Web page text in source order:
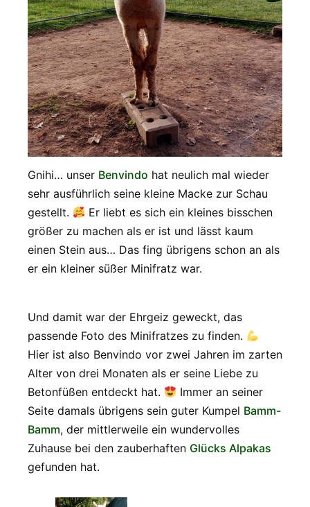
Gnihi… unser Benvindo hat neulich mal wieder
sehr ausführlich seine kleine Macke zur Schau
gestellt.
Er liebt es sich ein kleines bisschen
größer zu machen als er ist und lässt kaum
einen Stein aus… Das fing übrigens schon an als
er ein kleiner süßer Minifratz war.
Und damit war der Ehrgeiz geweckt, das
passende Foto des Minifratzes zu finden.
Hier ist also Benvindo vor zwei Jahren im zarten
Alter von drei Monaten als er seine Liebe zu
Betonfüßen entdeckt hat.
Immer an seiner
Seite damals übrigens sein guter Kumpel Bamm-
Bamm, der mittlerweile ein wundervolles
Zuhause bei den zauberhaften Glücks Alpakas
gefunden hat.